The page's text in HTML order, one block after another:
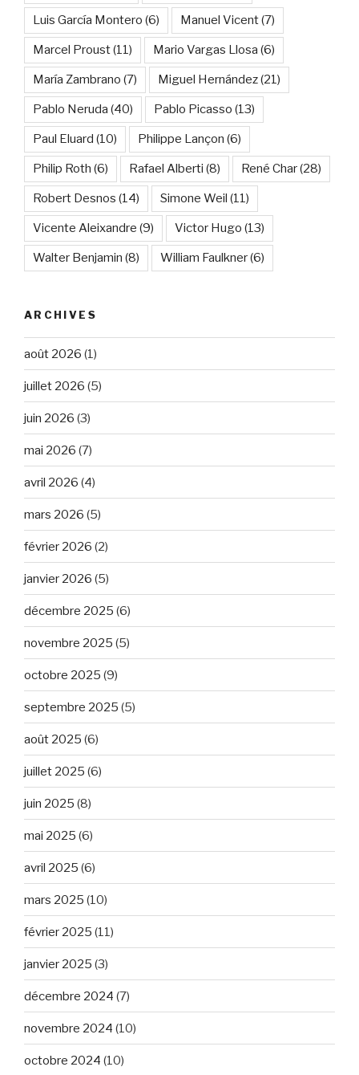
Luis García Montero (6) Manuel Vicent(7)
Marcel Proust(11) Mario Vargas Llosa (6)
María Zambrano (7) Miguel Hernández(21)
Pablo Neruda (40) Pablo Picasso (13)
Paul Eluard (10) Philippe Lançon (6)
Philip Roth (6) Rafael Alberti (8) René Char(28)
Robert Desnos (14) Simone Weil (11)
Vicente Aleixandre (9) Victor Hugo (13)
Walter Benjamin (8) William Faulkner(6)
ARCHIVES
août 2026 (1)
juillet 2026 (5)
juin 2026 (3)
mai 2026 (7)
avril 2026 (4)
mars 2026 (5)
février 2026 (2)
janvier 2026 (5)
décembre 2025 (6)
novembre 2025 (5)
octobre 2025 (9)
septembre 2025 (5)
août 2025 (6)
juillet 2025 (6)
juin 2025 (8)
mai 2025 (6)
avril 2025 (6)
mars 2025 (10)
février 2025 (11)
janvier 2025 (3)
décembre 2024 (7)
novembre 2024 (10)
octobre 2024 (10)